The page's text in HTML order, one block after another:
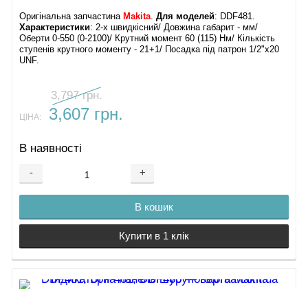
Оригінальна запчастина Makita .Для моделей: DDF481.
Характеристики: 2-х швидкісний/ Довжина габарит - мм/
Оберти 0-550 (0-2100)/ Крутний момент 60 (115) Нм/ Кількість
ступенів крутного моменту - 21+1/ Посадка під патрон 1/2"х20
UNF.
3,797 грн.
ЦІНА: 3,607 грн.
В наявності
- +
В кошик
Купити в 1 клік